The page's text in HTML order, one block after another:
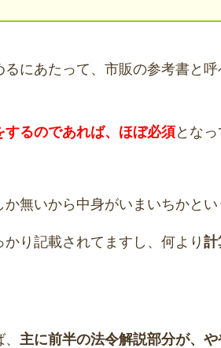
にあたって、市販の参考書と
するのであれば、ほぼ必須となっ
無いから中身がいまいちかとい
り記載されてますし、何より 計
主に前半の法令解説部分が、